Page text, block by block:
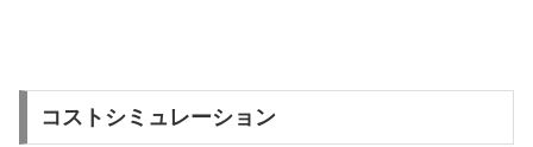
コストシミュレーション